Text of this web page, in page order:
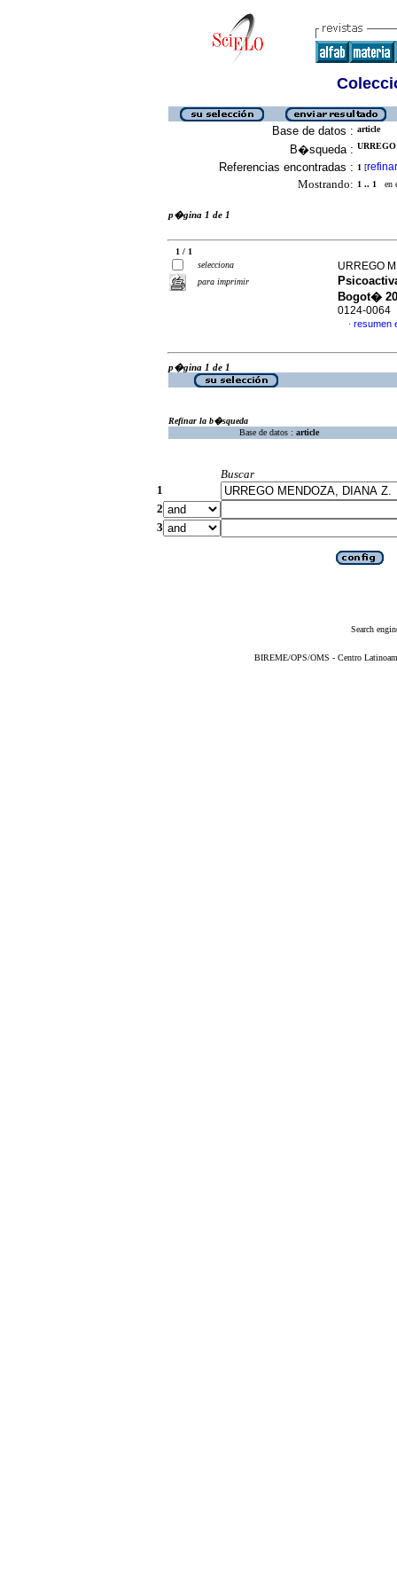
Base de datos : article
B�squeda :
Referencias encontradas : 1 [refinar
Mostrando: 1 .. 1 en
p�gina 1 de 1
1 / 1
selecciona
para imprimir
URREGO
Bogot�
0124-0064
· resumen
p�gina 1 de 1
Refinar la b�squeda
Base de datos : article
Buscar
1
2
3
Search
BIREME/OPS/OMS - Centro